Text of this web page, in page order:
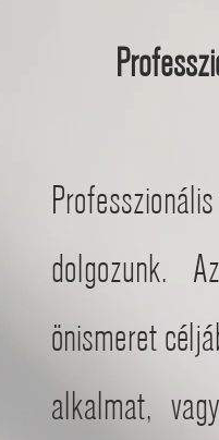
dolgozunk. Az
önismeret
alkalmat,